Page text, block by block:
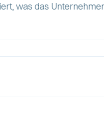
was das